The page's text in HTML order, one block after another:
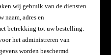
wij gebruik van de diensten
naam, adres en
betrekking tot uw bestelling.
het administreren van
worden beschermd